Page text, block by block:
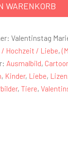
WARENKORB
Valentinstag
Hochzeit / Liebe,
Ausmalbild,
, Kinder, Liebe,
, Tiere,